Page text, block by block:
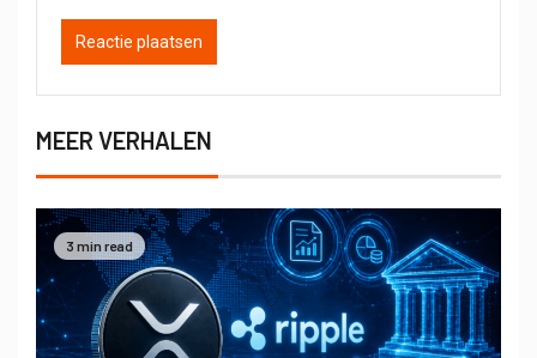
MEER VERHALEN
3 min read